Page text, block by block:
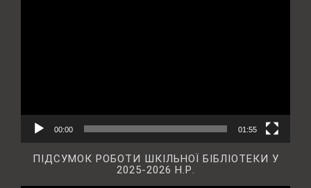
00:00 01:55
ПІДСУМОК РОБОТИ ШКІЛЬНОЇ БІБЛІОТЕКИ У
2025-2026 Н.Р.